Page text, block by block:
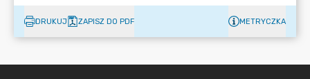
DRUKUJ ZAPISZ DO PDF METRYCZKA